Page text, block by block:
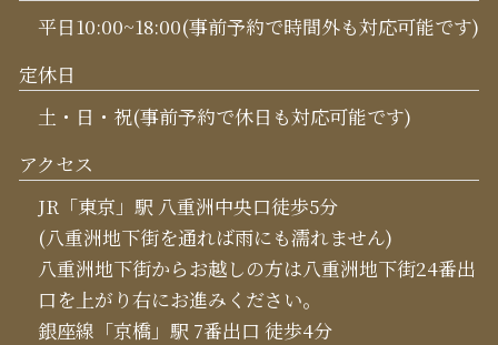
平日10:00~18:00(事前予約で時間外も対応可能です)
定休日
土・日・祝(事前予約で休日も対応可能です)
アクセス
JR「東京」駅 八重洲中央口徒歩5分
(八重洲地下街を通れば雨にも濡れません)
八重洲地下街からお越しの方は八重洲地下街24番出
口を上がり右にお進みください。
銀座線「京橋」駅 7番出口 徒歩4分